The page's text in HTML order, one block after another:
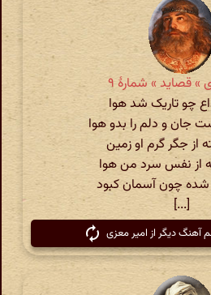
» قصاید » شمارهٔ ۹
چو تاریک شد هوا
جان و دلم را بدو هوا
از جگر گرم او زمین
از نفس سرد من هوا
شده چون آسمان کبود
[...]